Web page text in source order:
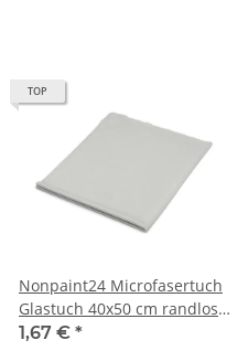
TOP
Nonpaint24 Microfasertuch
Glastuch 40x50 cm randlos
Grau Premium Qualität
1,67 € *